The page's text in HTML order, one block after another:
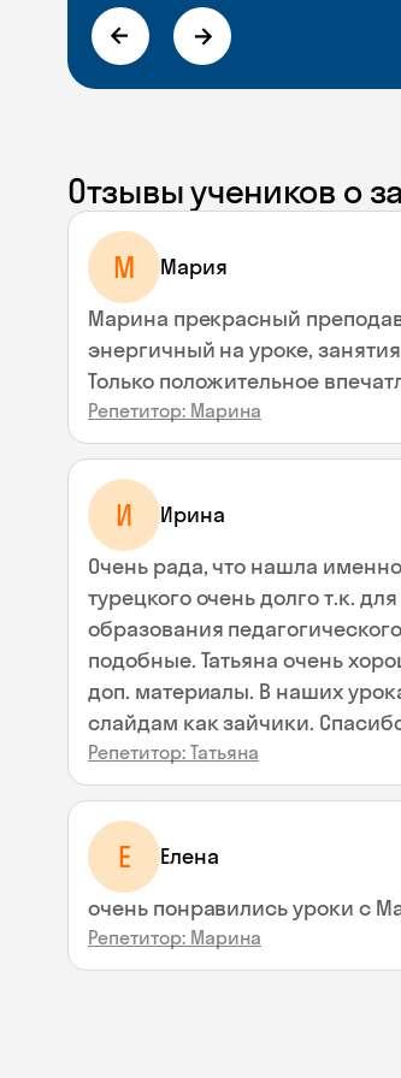
Отзывы учеников о
М Мария
Марина прекрасный
энергичный на уроке,
Только положительное
Репетитор: Марина
И Ирина
Очень рада, что нашла
турецкого очень долго т.к.
образования
подобные. Татьяна очень хорошо объясняет, дает по небходимости
доп. материалы. В наших
слайдам как
Репетитор: Татьяна
Е Елена
очень понравились уроки с
Репетитор: Марина